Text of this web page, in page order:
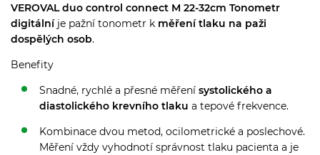
VEROVAL duo control connect M 22-32cm Tonometr
digitálníje pažní tonometr k měření tlaku na paži
dospělých osob.
Benefity
Snadné, rychlé a přesné měření systolického a
diastolického krevního tlaku a tepové frekvence.
Kombinace dvou metod, ocilometrické a poslechové.
Měření vždy vyhodnotí správnost tlaku pacienta a je